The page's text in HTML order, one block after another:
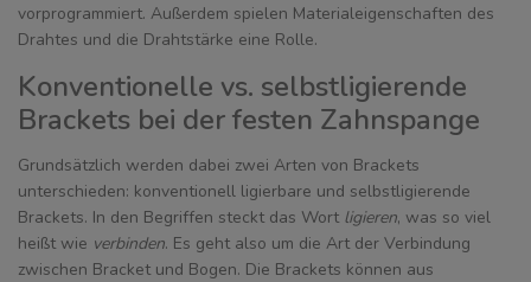
vorprogrammiert. Außerdem spielen Materialeigenschaften des
Drahtes und die Drahtstärke eine Rolle.
Konventionelle vs. selbstligierende
Brackets bei der festen Zahnspange
Grundsätzlich werden dabei zwei Arten von Brackets
unterschieden: konventionell ligierbare und selbstligierende
Brackets. In den Begriffen steckt das Wort ligieren, was so viel
heißt wie verbinden. Es geht also um die Art der Verbindung
zwischen Bracket und Bogen. Die Brackets können aus